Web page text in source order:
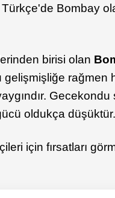
Bombay
birisi olan
rağmen
Gecekondu
oldukça düşüktür.
için fırsatları